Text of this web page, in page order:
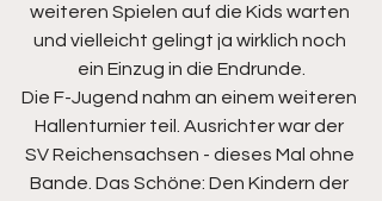
weiteren Spielen auf die Kids warten
und vielleicht gelingt ja wirklich noch
ein Einzug in die Endrunde.
Die F-Jugend nahm an einem weiteren
Hallenturnier teil. Ausrichter war der
SV Reichensachsen - dieses Mal ohne
Bande. Das Schöne: Den Kindern der